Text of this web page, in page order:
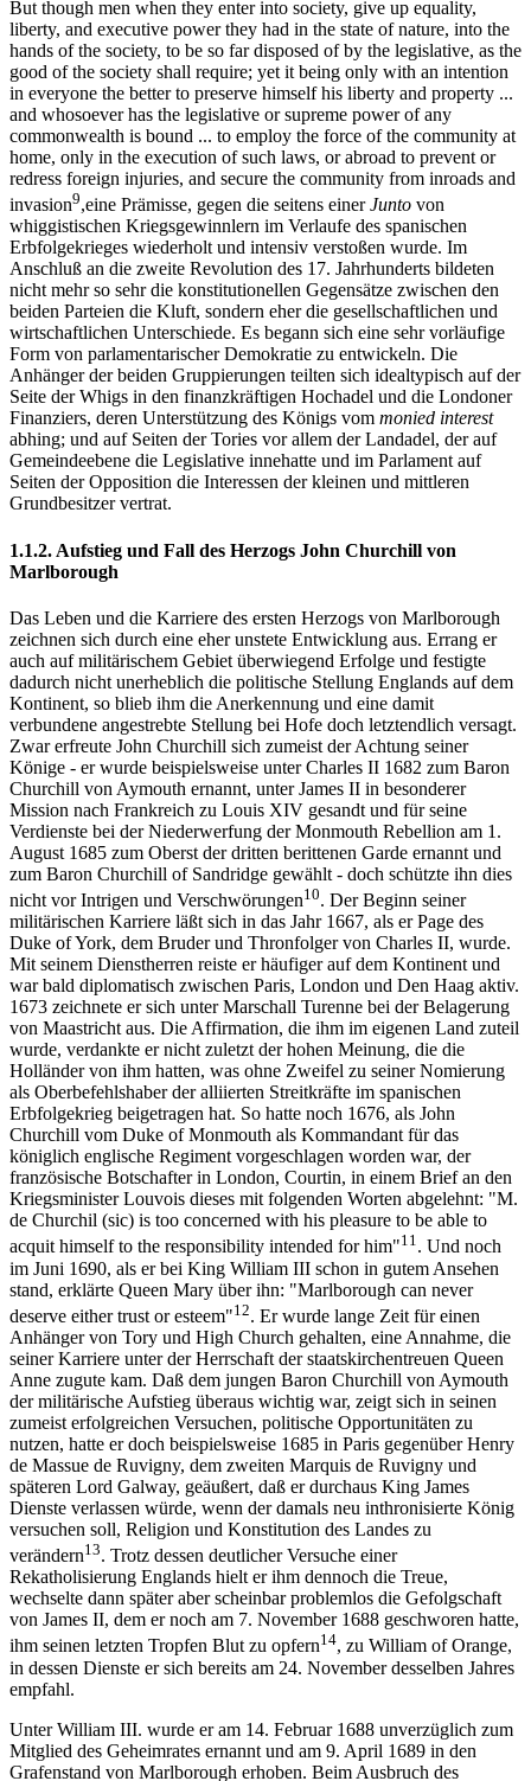
But though men when they enter into society, give up equality,
liberty, and executive power they had in the state of nature, into the
hands of the society, to be so far disposed of by the legislative, as the
good of the society shall require; yet it being only with an intention
in everyone the better to preserve himself his liberty and property ...
and whosoever has the legislative or supreme power of any
commonwealth is bound ... to employ the force of the community at
home, only in the execution of such laws, or abroad to prevent or
redress foreign injuries, and secure the community from inroads and
invasion9,eine Prämisse, gegen die seitens einerJunto von
whiggistischen Kriegsgewinnlern im Verlaufe des spanischen
Erbfolgekrieges wiederholt und intensiv verstoßen wurde. Im
Anschluß an die zweite Revolution des 17. Jahrhunderts bildeten
nicht mehr so sehr die konstitutionellen Gegensätze zwischen den
beiden Parteien die Kluft, sondern eher die gesellschaftlichen und
wirtschaftlichen Unterschiede. Es begann sich eine sehr vorläufige
Form von parlamentarischer Demokratie zu entwickeln. Die
Anhänger der beiden Gruppierungen teilten sich idealtypisch auf der
Seite der Whigs in den finanzkräftigen Hochadel und die Londoner
Finanziers, deren Unterstützung des Königs vom monied interest
abhing; und auf Seiten der Tories vor allem der Landadel, der auf
Gemeindeebene die Legislative innehatte und im Parlament auf
Seiten der Opposition die Interessen der kleinen und mittleren
Grundbesitzer vertrat.
1.1.2. Aufstieg und Fall des Herzogs John Churchill von
Marlborough
Das Leben und die Karriere des ersten Herzogs von Marlborough
zeichnen sich durch eine eher unstete Entwicklung aus. Errang er
auch auf militärischem Gebiet überwiegend Erfolge und festigte
dadurch nicht unerheblich die politische Stellung Englands auf dem
Kontinent, so blieb ihm die Anerkennung und eine damit
verbundene angestrebte Stellung bei Hofe doch letztendlich versagt.
Zwar erfreute John Churchill sich zumeist der Achtung seiner
Könige - er wurde beispielsweise unter Charles II 1682 zum Baron
Churchill von Aymouth ernannt, unter James II in besonderer
Mission nach Frankreich zu Louis XIV gesandt und für seine
Verdienste bei der Niederwerfung der Monmouth Rebellion am 1.
August 1685 zum Oberst der dritten berittenen Garde ernannt und
zum Baron Churchill of Sandridge gewählt - doch schützte ihn dies
nicht vor Intrigen und Verschwörungen10. Der Beginn seiner
militärischen Karriere läßt sich in das Jahr 1667, als er Page des
Duke of York, dem Bruder und Thronfolger von Charles II, wurde.
Mit seinem Dienstherren reiste er häufiger auf dem Kontinent und
war bald diplomatisch zwischen Paris, London und Den Haag aktiv.
1673 zeichnete er sich unter Marschall Turenne bei der Belagerung
von Maastricht aus. Die Affirmation, die ihm im eigenen Land zuteil
wurde, verdankte er nicht zuletzt der hohen Meinung, die die
Holländer von ihm hatten, was ohne Zweifel zu seiner Nomierung
als Oberbefehlshaber der alliierten Streitkräfte im spanischen
Erbfolgekrieg beigetragen hat. So hatte noch 1676, als John
Churchill vom Duke of Monmouth als Kommandant für das
königlich englische Regiment vorgeschlagen worden war, der
französische Botschafter in London, Courtin, in einem Brief an den
Kriegsminister Louvois dieses mit folgenden Worten abgelehnt: "M.
de Churchil (sic) is too concerned with his pleasure to be able to
acquit himself to the responsibility intended for him"11. Und noch
im Juni 1690, als er bei King William III schon in gutem Ansehen
stand, erklärte Queen Mary über ihn: "Marlborough can never
deserve either trust or esteem"12. Er wurde lange Zeit für einen
Anhänger von Tory und High Church gehalten, eine Annahme, die
seiner Karriere unter der Herrschaft der staatskirchentreuen Queen
Anne zugute kam. Daß dem jungen Baron Churchill von Aymouth
der militärische Aufstieg überaus wichtig war, zeigt sich in seinen
zumeist erfolgreichen Versuchen, politische Opportunitäten zu
nutzen, hatte er doch beispielsweise 1685 in Paris gegenüber Henry
de Massue de Ruvigny, dem zweiten Marquis de Ruvigny und
späteren Lord Galway, geäußert, daß er durchaus King James
Dienste verlassen würde, wenn der damals neu inthronisierte König
versuchen soll, Religion und Konstitution des Landes zu
verändern13. Trotz dessen deutlicher Versuche einer
Rekatholisierung Englands hielt er ihm dennoch die Treue,
wechselte dann später aber scheinbar problemlos die Gefolgschaft
von James II, dem er noch am 7. November 1688 geschworen hatte,
ihm seinen letzten Tropfen Blut zu opfern14, zu William of Orange,
in dessen Dienste er sich bereits am 24. November desselben Jahres
empfahl.
Unter William III. wurde er am 14. Februar 1688 unverzüglich zum
Mitglied des Geheimrates ernannt und am 9. April 1689 in den
Grafenstand von Marlborough erhoben. Beim Ausbruch des